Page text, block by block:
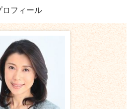
ロフィール